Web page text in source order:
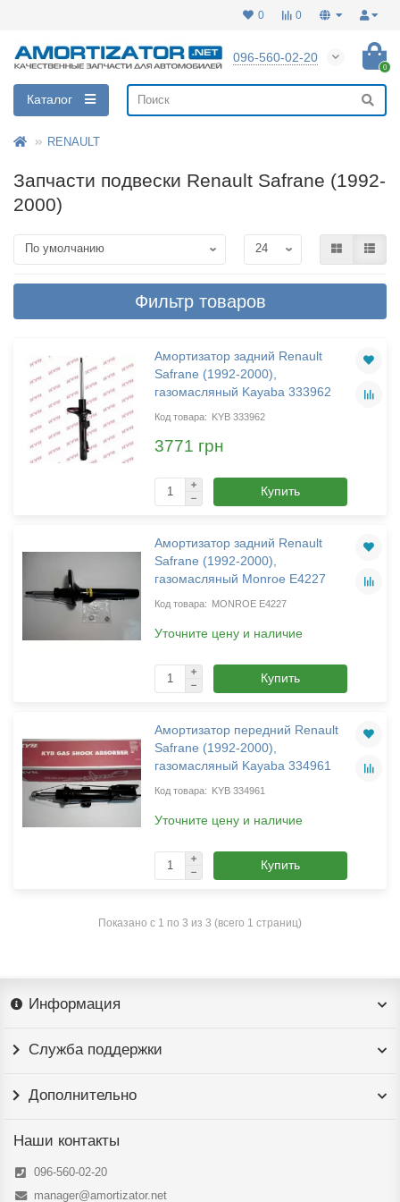
0
0
096-560-02-20
0
Каталог
RENAULT
Запчасти подвески Renault Safrane (1992-
2000)
Фильтр товаров
Амортизатор задний Renault
Safrane (1992-2000),
газомасляный Kayaba 333962
KYB 333962
3771 грн
Купить
Амортизатор задний Renault
Safrane (1992-2000),
газомасляный Monroe E4227
MONROE E4227
Уточните цену и наличие
Купить
Амортизатор передний Renault
Safrane (1992-2000),
газомасляный Kayaba 334961
KYB 334961
Уточните цену и наличие
Купить
Показано с 1 по 3 из 3 (всего 1 страниц)
Информация
Служба поддержки
Дополнительно
Наши контакты
096-560-02-20
manager@amortizator.net